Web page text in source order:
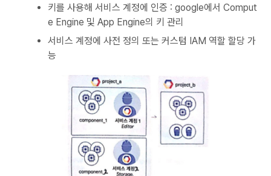
키를 사용해 서비스 계정에 인증 : google에서 Comput
e Engine 및 App Engine의 키 관리
서비스 계정에 사전 정의 또는 커스텀 IAM 역할 할당 가
능